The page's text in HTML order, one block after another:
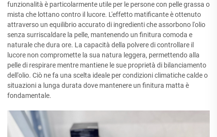
funzionalità è particolarmente utile per le persone con pelle grassa o
mista che lottano contro il lucore. L'effetto matificante è ottenuto
attraverso un equilibrio accurato di ingredienti che assorbono l'olio
senza surriscaldare la pelle, mantenendo un finitura comoda e
naturale che dura ore. La capacità della polvere di controllare il
lucore non compromette la sua natura leggera, permettendo alla
pelle di respirare mentre mantiene le sue proprietà di bilanciamento
dell'olio. Ciò ne fa una scelta ideale per condizioni climatiche calde o
situazioni a lunga durata dove mantenere un finitura matta è
fondamentale.